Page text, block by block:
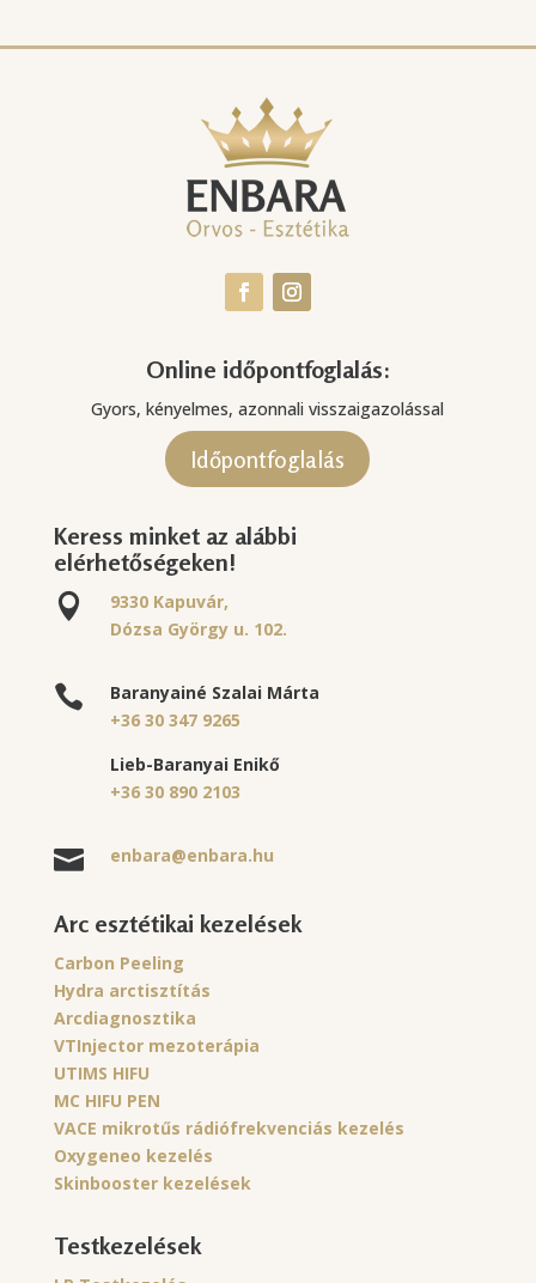
Online időpontfoglalás:
Gyors, kényelmes, azonnali visszaigazolással
Időpontfoglalás
Keress minket az alábbi
elérhetőségeken!

9330 Kapuvár,
Dózsa György u. 102.

Baranyainé Szalai Márta
+36 30 347 9265
Lieb-Baranyai Enikő
+36 30 890 2103
 enbara@enbara.hu
Arc esztétikai kezelések
Carbon Peeling
Hydra arctisztítás
Arcdiagnosztika
VTInjector mezoterápia
UTIMS HIFU
MC HIFU PEN
VACE mikrotűs rádiófrekvenciás kezelés
Oxygeneo kezelés
Skinbooster kezelések
Testkezelések